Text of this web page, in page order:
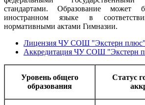
стандартами. Образование может
иностранном языке в
нормативными актами Гимназии.
Лицензия ЧУ СОШ "Экстерн плюс"
Аккредитация ЧУ СОШ "Экстерн
Уровень общего
образования
Статус